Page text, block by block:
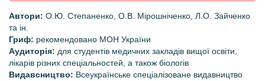
Автори: О.Ю. Степаненко, О.В. Мірошніченко, Л.О. Зайченко
та ін.
Гриф: рекомендовано МОН України
Аудиторія: для студентів медичних закладів вищої освіти,
лікарів різних спеціальностей, а також біологів
Видавсництво: Всеукраїнське спеціалізоване видавництво